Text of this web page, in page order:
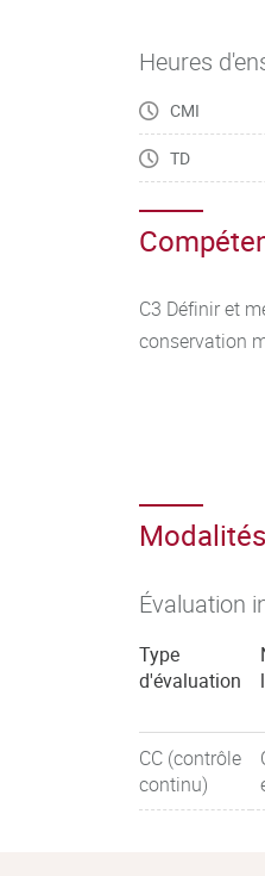
Heures
CMI
TD
C3 Définir et
conservation
Évaluation
Type
d'évaluation
CC (contrôle
continu)